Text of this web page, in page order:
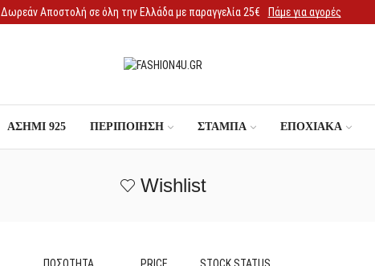
Δωρεάν Αποστολή σε όλη την Ελλάδα με παραγγελία 25€ Πάμε για αγορές
ΑΣΉΜΙ 925 ΠΕΡΙΠΟΊΗΣΗ ΣΤΆΜΠΑ ΕΠΟΧΙΑΚΆ
Wishlist
ΠΟΣΌΤΗΤΑ PRICE STOCK STATUS